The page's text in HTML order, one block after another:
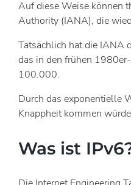
Auf diese Weise können
Authority (IANA), die
Tatsächlich hat die IANA
das in den frühen
100.000.
Durch das exponentielle
Knappheit kommen
Was ist